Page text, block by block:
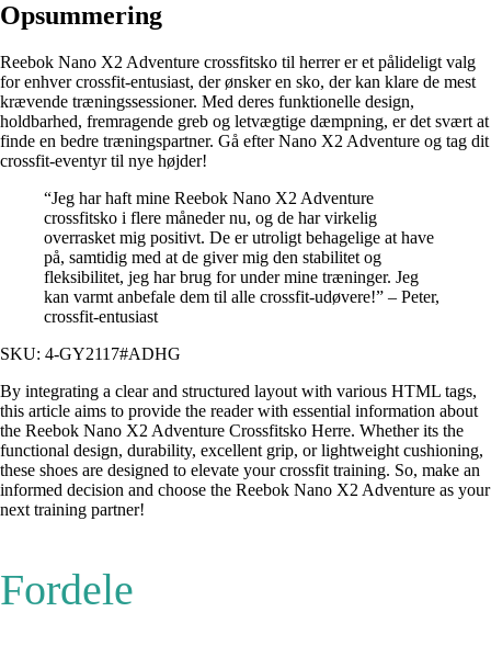
Opsummering
Reebok Nano X2 Adventure crossfitsko til herrer er et pålideligt valg
for enhver crossfit-entusiast, der ønsker en sko, der kan klare de mest
krævende træningssessioner. Med deres funktionelle design,
holdbarhed, fremragende greb og letvægtige dæmpning, er det svært at
finde en bedre træningspartner. Gå efter Nano X2 Adventure og tag dit
crossfit-eventyr til nye højder!
“Jeg har haft mine Reebok Nano X2 Adventure
crossfitsko i flere måneder nu, og de har virkelig
overrasket mig positivt. De er utroligt behagelige at have
på, samtidig med at de giver mig den stabilitet og
fleksibilitet, jeg har brug for under mine træninger. Jeg
kan varmt anbefale dem til alle crossfit-udøvere!” – Peter,
crossfit-entusiast
SKU: 4-GY2117#ADHG
By integrating a clear and structured layout with various HTML tags,
this article aims to provide the reader with essential information about
the Reebok Nano X2 Adventure Crossfitsko Herre. Whether its the
functional design, durability, excellent grip, or lightweight cushioning,
these shoes are designed to elevate your crossfit training. So, make an
informed decision and choose the Reebok Nano X2 Adventure as your
next training partner!
Fordele